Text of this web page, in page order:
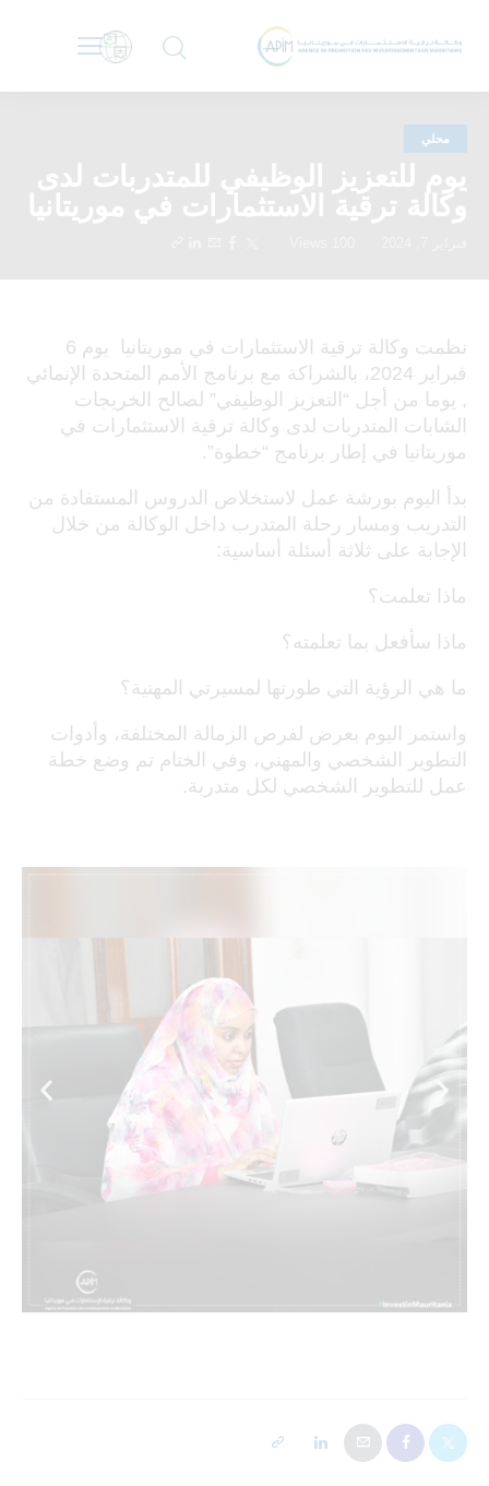
محلي
نظمت وكالة ترقية الاستثمارات في موريتانيا يوم 6
فبراير 2024، بالشراكة مع برنامج الأمم المتحدة الإنمائي
, يوما من أجل “التعزيز الوظيفي” لصالح الخريجات
الشابات المتدربات لدى وكالة ترقية الاستثمارات في
موريتانيا في إطار برنامج “خطوة”.
بدأ اليوم بورشة عمل لاستخلاص الدروس المستفادة من
التدريب ومسار رحلة المتدرب داخل الوكالة من خلال
الإجابة على ثلاثة أسئلة أساسية:
ماذا تعلمت؟
ماذا سأفعل بما تعلمته؟
ما هي الرؤية التي طورتها لمسيرتي المهنية؟
واستمر اليوم بعرض لفرص الزمالة المختلفة، وأدوات
التطوير الشخصي والمهني، وفي الختام تم وضع خطة
عمل للتطوير الشخصي لكل متدربة.